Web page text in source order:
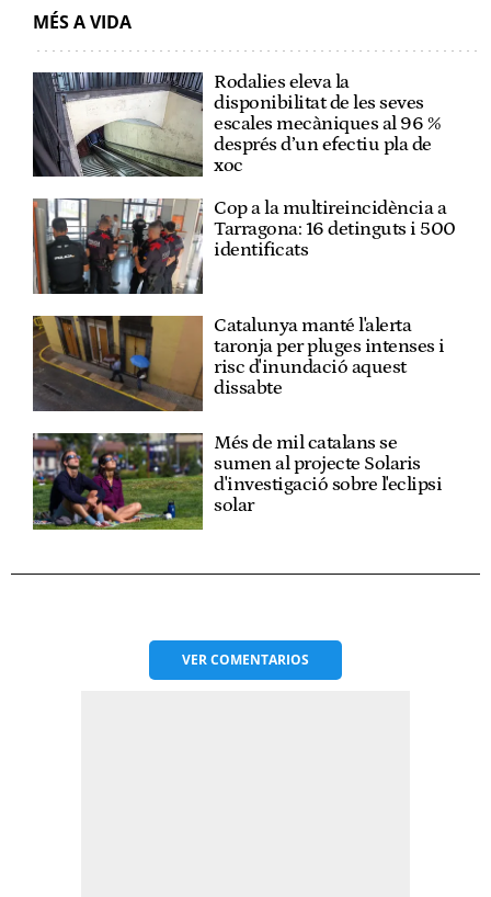
MÉS A VIDA
Rodalies eleva la
disponibilitat de les seves
escales mecàniques al 96 %
després d’un efectiu pla de
xoc
Cop a la multireincidència a
Tarragona: 16 detinguts i 500
identificats
Catalunya manté l'alerta
taronja per pluges intenses i
risc d'inundació aquest
dissabte
Més de mil catalans se
sumen al projecte Solaris
d'investigació sobre l'eclipsi
solar
VERCOMENTARIOS